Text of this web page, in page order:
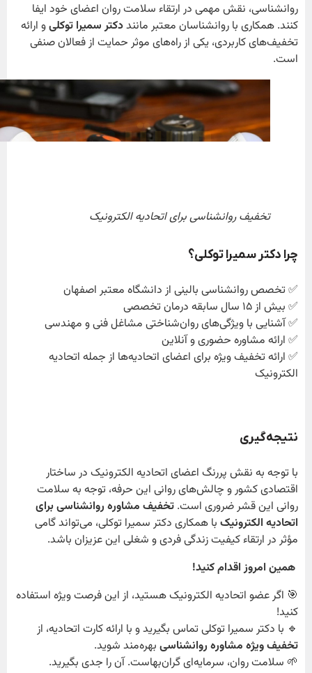
روانشناسی، نقش مهمی در ارتقاء سلامت روان اعضای خود ایفا
کنند. همکاری با روانشناسان معتبر ماننددکتر سمیرا توکلیو ارائه
تخفیف‌های کاربردی، یکی از راه‌های موثر حمایت از فعالان صنفی
است.
تخفیف روانشناسی برای اتحادیه الکترونیک
چرا دکتر سمیرا توکلی؟
✅ تخصص روانشناسی بالینی از دانشگاه معتبر اصفهان
✅ بیش از ۱۵ سال سابقه درمان تخصصی
✅ آشنایی با ویژگی‌های روان‌شناختی مشاغل فنی و مهندسی
✅ ارائه مشاوره حضوری و آنلاین
✅ ارائه تخفیف ویژه برای اعضای اتحادیه‌ها از جمله اتحادیه
الکترونیک
نتیجه‌گیری
با توجه به نقش پررنگ اعضای اتحادیه الکترونیک در ساختار
اقتصادی کشور و چالش‌های روانی این حرفه، توجه به سلامت
روانی این قشر ضروری است.تخفیف مشاوره روانشناسی برای
اتحادیه الکترونیکبا همکاری دکتر سمیرا توکلی، می‌تواند گامی
مؤثر در ارتقاء کیفیت زندگی فردی و شغلی این عزیزان باشد.
همین امروز اقدام کنید!
🎯 اگر عضو اتحادیه الکترونیک هستید، از این فرصت ویژه استفاده
کنید!
🔹 با دکتر سمیرا توکلی تماس بگیرید و با ارائه کارت اتحادیه، از
تخفیف ویژه مشاوره روانشناسیبهره‌مند شوید.
🌱 سلامت روان، سرمایه‌ای گران‌بهاست. آن را جدی بگیرید.